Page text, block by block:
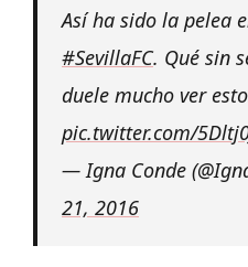
Así ha sido la pelea
#SevillaFC. Qué sin
duele mucho ver
pic.twitter.com/
— Igna Conde
21, 2016